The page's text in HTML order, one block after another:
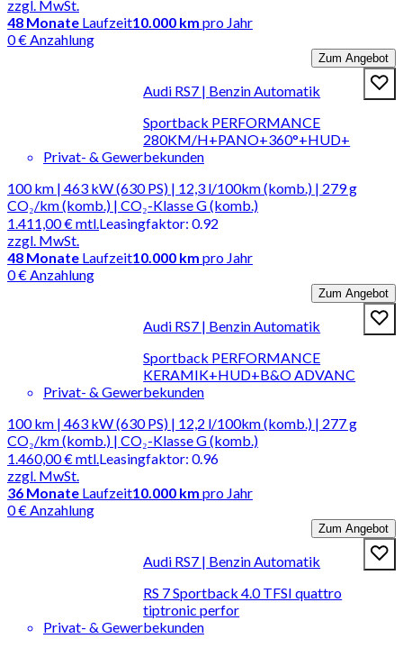
zzgl. MwSt.
48 Monate Laufzeit10.000 km pro Jahr
0 € Anzahlung
Zum Angebot
Audi RS7 | Benzin Automatik
Sportback PERFORMANCE
280KM/H+PANO+360°+HUD+
Privat- & Gewerbekunden
100 km | 463 kW (630 PS) | 12,3 l/100km (komb.) | 279 g
CO₂/km (komb.) | CO₂-Klasse G (komb.)
1.411,00 €mtl.
zzgl. MwSt.
Leasingfaktor: 0.92
48 Monate Laufzeit10.000 km pro Jahr
0 € Anzahlung
Zum Angebot
Audi RS7 | Benzin Automatik
Sportback PERFORMANCE
KERAMIK+HUD+B&O ADVANC
Privat- & Gewerbekunden
100 km | 463 kW (630 PS) | 12,2 l/100km (komb.) | 277 g
CO₂/km (komb.) | CO₂-Klasse G (komb.)
1.460,00 €mtl.
zzgl. MwSt.
Leasingfaktor: 0.96
36 Monate Laufzeit10.000 km pro Jahr
0 € Anzahlung
Zum Angebot
Audi RS7 | Benzin Automatik
RS 7 Sportback 4.0 TFSI quattro
tiptronic perfor
Privat- & Gewerbekunden